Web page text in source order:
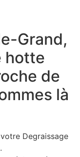
Grand,
hotte
de
là
Degraissage